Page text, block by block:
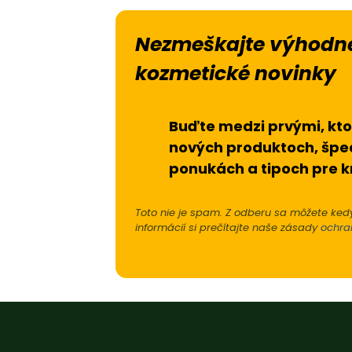
Nezmeškajte
kozmetické novinky
Buďte medzi prvými,
nových produktoch,
ponukách a tipoch pre
Toto nie je spam. Z odberu sa môžete
informácií si prečítajte naše zásady